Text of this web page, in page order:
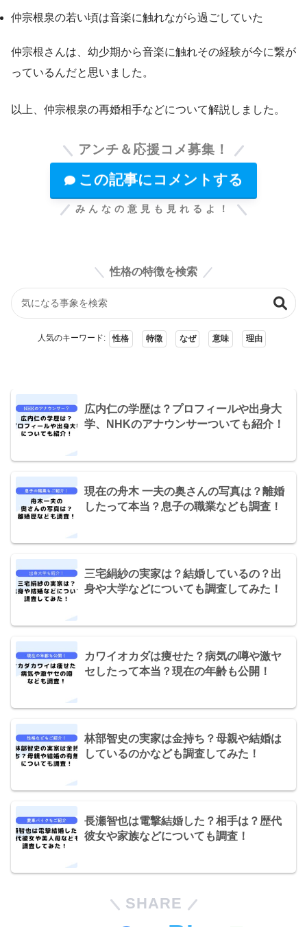
仲宗根泉の若い頃は音楽に触れながら過ごしていた
仲宗根さんは、幼少期から音楽に触れその経験が今に繋が
っているんだと思いました。
以上、仲宗根泉の再婚相手などについて解説しました。
アンチ＆応援コメ募集！
この記事にコメントする
みんなの意見も見れるよ！
性格の特徴を検索
人気のキーワード: 性格 特徴 なぜ 意味 理由
広内仁の学歴は？プロフィールや出身大
学、NHKのアナウンサーついても紹介！
現在の舟木 一夫の奥さんの写真は？離婚
したって本当？息子の職業なども調査！
三宅絹紗の実家は？結婚しているの？出
身や大学などについても調査してみた！
カワイオカダは痩せた？病気の噂や激ヤ
セしたって本当？現在の年齢も公開！
林部智史の実家は金持ち？母親や結婚は
しているのかなども調査してみた！
長瀬智也は電撃結婚した？相手は？歴代
彼女や家族などについても調査！
SHARE